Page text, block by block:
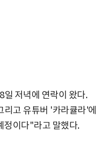
저녁에 연락이 왔다.
고 유튜버 '카라큘라'에
정이다"라고 말했다.